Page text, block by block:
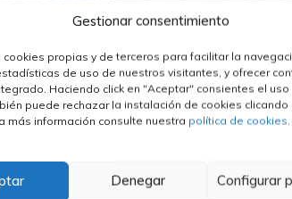
Gestionar consentimiento
cookies propias y de terceros para facilitar la
de uso de nuestros visitantes, y ofrecer
Haciendo click en "Aceptar" consientes el
puede rechazar la instalación de cookies clicando
más información consulte nuestra política de cookies.
Denegar Configurar